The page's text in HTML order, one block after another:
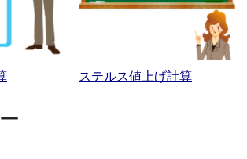
ステルス値上げ計算